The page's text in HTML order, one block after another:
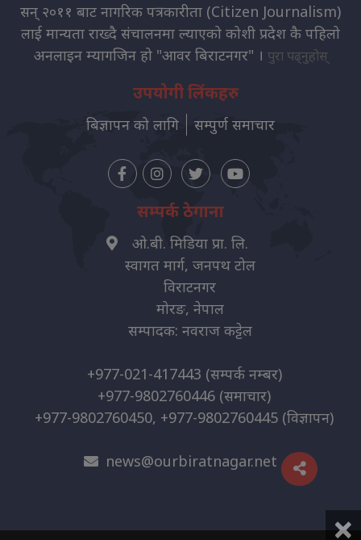
सन् २०११ बाट नागरिक पत्रकारीता (Citizen Journalism)
लाई मान्यता राख्दै संचालनमा ल्याएको कोशी प्रदेश कै पहिलो
अनलाइन म्यागजिन हो "आवर बिराटनगर" । पुरा पढ्नुहोस्
उपयोगी लिंकहरु
बिज्ञापन को लागि सम्पुर्ण समाचार
सम्पर्क ठेगाना
ओ.बी. मिडिया प्रा. लि.
स्वागत मार्ग, जनपथ टोल
विराटनगर
मोरङ, नेपाल
सम्पादक: नवराज कट्टेल
+977-021-417443 (सम्पर्क नम्बर)
+977-9802760446 (समाचार)
+977-9802760450, +977-9802760445 (विज्ञापन)
news@ourbiratnagar.net
×